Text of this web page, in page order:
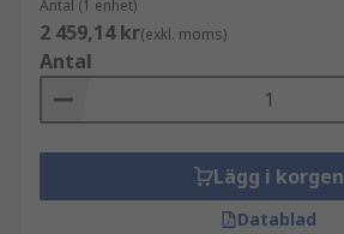
Antal (1 enhet)
2 459,14 kr(exkl. moms)
Antal
Lägg i korgen
Datablad